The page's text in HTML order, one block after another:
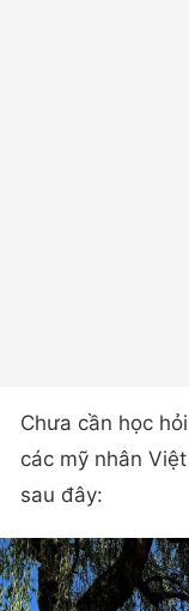
Chưa cần học
các mỹ nhân
sau đây: